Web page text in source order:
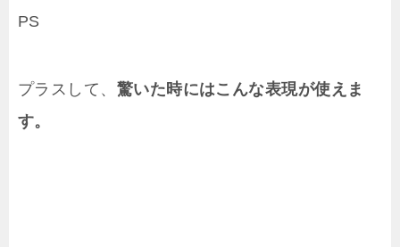
PS
プラスして、 驚いた時にはこんな表現が使えま
す。